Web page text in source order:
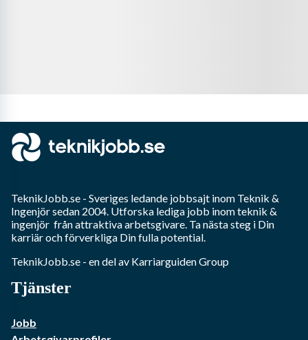
TeknikJobb.se - Sveriges ledande jobbsajt inom Teknik &
Ingenjörsedan 2004. Utforska lediga jobb inomteknik &
ingenjör från attraktiva arbetsgivare. Ta nästa steg i Din
karriär och förverkliga Din fulla potential.
TeknikJobb.se - en del av Karriarguiden Group
Tjänster
Jobb